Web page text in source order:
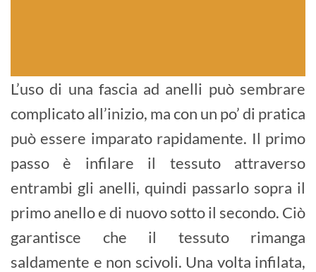
L’uso di una fascia ad anelli può sembrare
complicato all’inizio, ma con un po’ di pratica
può essere imparato rapidamente. Il primo
passo è infilare il tessuto attraverso
entrambi gli anelli, quindi passarlo sopra il
primo anello e di nuovo sotto il secondo. Ciò
garantisce che il tessuto rimanga
saldamente e non scivoli. Una volta infilata,